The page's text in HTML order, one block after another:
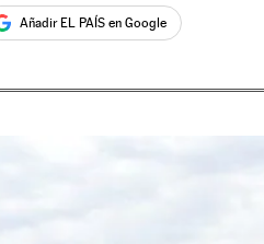
Añadir EL PAÍS en Google